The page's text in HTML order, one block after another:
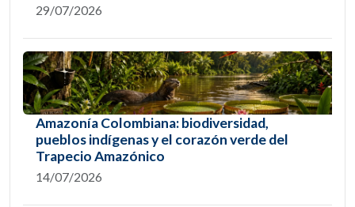
29/07/2026
Amazonía Colombiana: biodiversidad,
pueblos indígenas y el corazón verde del
Trapecio Amazónico
14/07/2026